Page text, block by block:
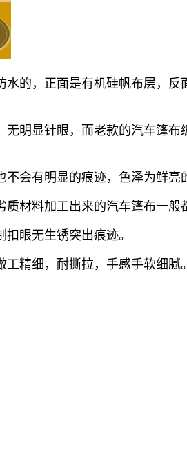
的，正面是有机硅帆布层，
明显针眼，而老款的汽车篷
会有明显的痕迹，色泽为鲜亮
材料加工出来的汽车篷布一般
眼无生锈突出痕迹。
精细，耐撕拉，手感手软细腻。